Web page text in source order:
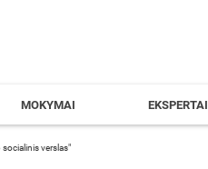
MOKYMAI EKSPERTAI
socialinis verslas"